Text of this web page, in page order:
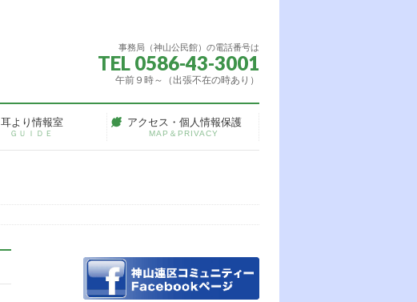
事務局（神山公民館）の電話番号は
TEL 0586-43-3001
午前９時～（出張不在の時あり）
耳より情報室
ＧＵＩＤＥ
アクセス・個人情報保護
MAP＆PRIVACY